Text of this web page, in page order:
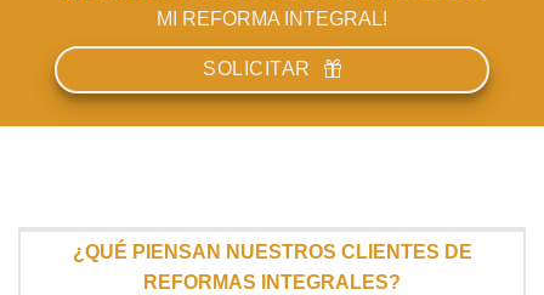
MI REFORMA INTEGRAL!
SOLICITAR
¿QUÉ PIENSAN NUESTROS CLIENTES DE
REFORMAS INTEGRALES?